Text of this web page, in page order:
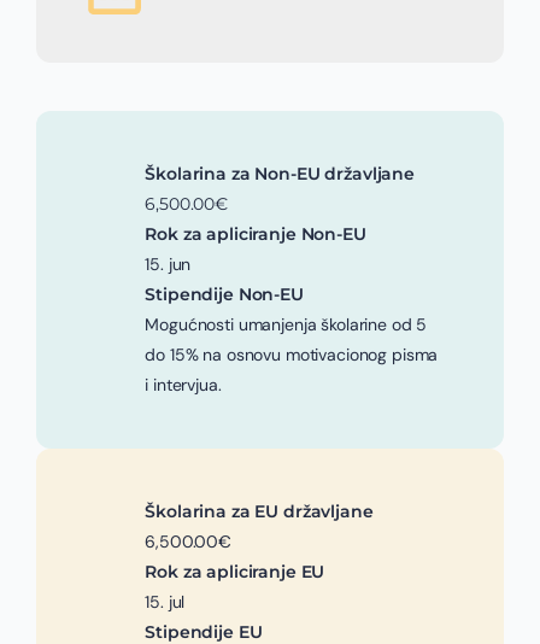
Školarina za Non-EU državljane
6,500.00€
Rok za apliciranje Non-EU
15. jun
Stipendije Non-EU
Mogućnosti umanjenja školarine od 5
do 15% na osnovu motivacionog pisma
i intervjua.
Školarina za EU državljane
6,500.00€
Rok za apliciranje EU
15. jul
Stipendije EU